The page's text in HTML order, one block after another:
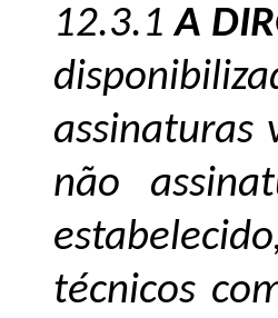
12.3.1A
assinaturas
não
técnicos